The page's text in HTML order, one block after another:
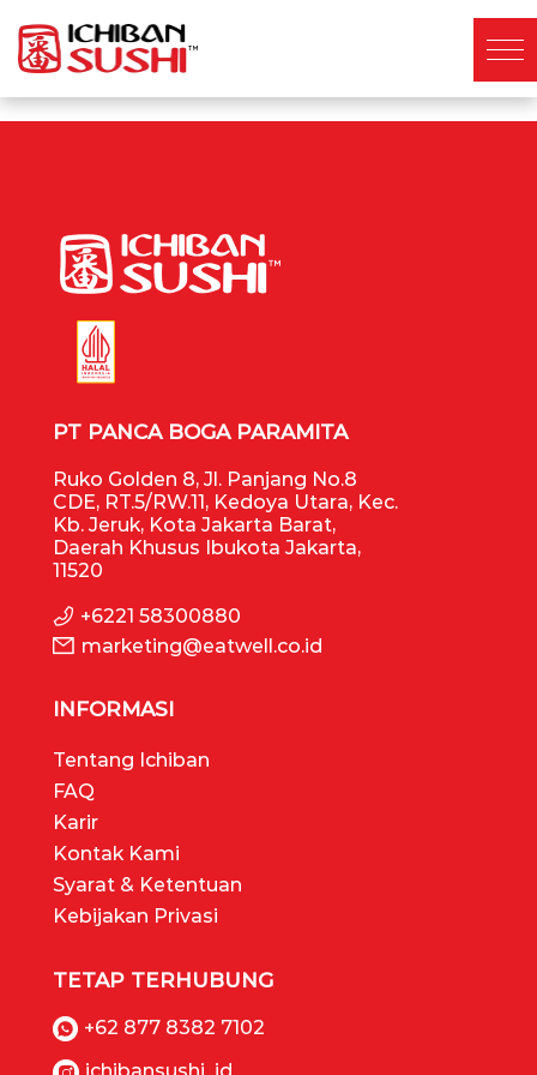
PT PANCA BOGA PARAMITA
Ruko Golden 8, Jl. Panjang No.8
CDE, RT.5/RW.11, Kedoya Utara, Kec.
Kb. Jeruk, Kota Jakarta Barat,
Daerah Khusus Ibukota Jakarta,
11520
+6221 58300880
marketing@eatwell.co.id
INFORMASI
Tentang Ichiban
FAQ
Karir
Kontak Kami
Syarat & Ketentuan
Kebijakan Privasi
TETAP TERHUBUNG
+62 877 8382 7102